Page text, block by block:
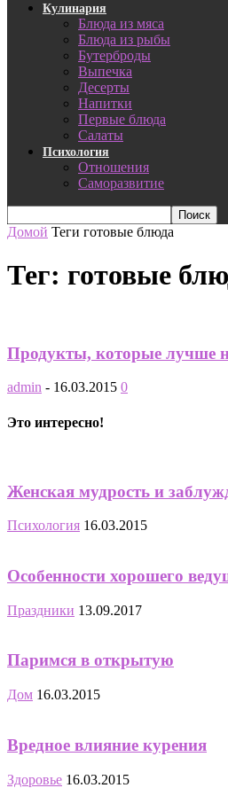
Кулинария
Блюда из мяса
Блюда из рыбы
Бутерброды
Выпечка
Десерты
Напитки
Первые блюда
Салаты
Психология
Отношения
Саморазвитие
Домой Теги готовые блюда
Тег: готовые
Продукты, которые лучше
admin - 16.03.2015 0
Это интересно!
Женская мудрость и
Психология 16.03.2015
Особенности хорошего
Праздники 13.09.2017
Паримся в открытую
Дом 16.03.2015
Вредное влияние курения
Здоровье 16.03.2015